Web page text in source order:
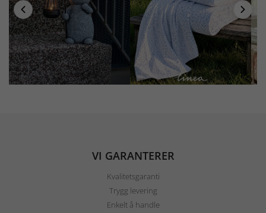
VI GARANTERER
Kvalitetsgaranti
Trygg levering
Enkelt å handle